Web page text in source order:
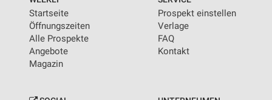
Startseite
Öffnungszeiten
Alle Prospekte
Angebote
Magazin
Prospekt einstellen
Verlage
FAQ
Kontakt